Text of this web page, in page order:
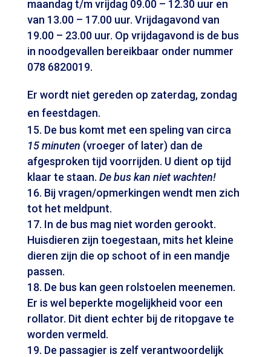
maandag t/m vrijdag 09.00 – 12.30 uur en
van 13.00 – 17.00 uur. Vrijdagavond van
19.00 – 23.00 uur. Op vrijdagavond is de bus
in noodgevallen bereikbaar onder nummer
078 6820019.
Er wordt niet gereden op zaterdag, zondag
en feestdagen.
De bus komt met een speling van circa
15 minuten (vroeger of later) dan de
afgesproken tijd voorrijden. U dient op tijd
klaar te staan. De bus kan niet wachten!
Bij vragen/opmerkingen wendt men zich
tot het meldpunt.
In de bus mag niet worden gerookt.
Huisdieren zijn toegestaan, mits het kleine
dieren zijn die op schoot of in een mandje
passen.
De bus kan geen rolstoelen meenemen.
Er is wel beperkte mogelijkheid voor een
rollator. Dit dient echter bij de ritopgave te
worden vermeld.
De passagier is zelf verantwoordelijk